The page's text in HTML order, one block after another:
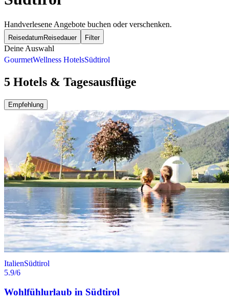
Handverlesene Angebote buchen oder verschenken.
Reisedatum Reisedauer Filter
Deine Auswahl
GourmetWellness HotelsSüdtirol
5 Hotels & Tagesausflüge
Empfehlung
ItalienSüdtirol
5.9/6
Wohlfühlurlaub in Südtirol